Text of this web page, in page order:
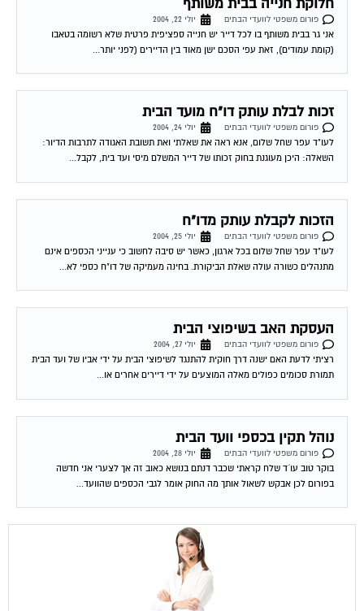
חלוקת חנייה בבית משותף
פורום משפטי לוועדי הבתים
יולי 22, 2004
אני גר בבית משותף בו לכל דייר יש חנייה ספציפית פרטית שלא רשומה בטאבו
(קומת עמודים), זאת עפי הסכם ישן מאוד בין הדיירים (לפני יותר...
זכות לבלת עותק דו"ח מועד הבית
פורום משפטי לוועדי הבתים
יולי 24, 2004
לעו"ד עפר שחל שלום, אנא ראה את שאלתי ואת תשובת האגודה לתרבות הדיור:
השאלה: היכן מעוגנת בחוק זכותו של דייר המשלם מיסי ועד בית, לקבל...
הזכות לקבלת עותק מדו"ח
פורום משפטי לוועדי הבתים
יולי 25, 2004
לעו"ד עפר שחל שלום בכל ארגון, כאשר יש סיבה לחשוב כי ענייני הכספים אינם
מתנהלים כשורה עולה שאלת הביקורת. בחינה מעמיקה של דו"ח כספי לא...
העסקת האב בשיפוצי הבית
פורום משפטי לוועדי הבתים
יולי 27, 2004
רציתי לדעת האם ישנה דרך חוקית להתנגד לשיפוצי הבית על ידי אביו של ועד הבית
תמורת סכומים כפולים מאלה המוצעים על ידי דיירים אחרים או...
נוהל תקין בכספי וועד הבית
פורום משפטי לוועדי הבתים
יולי 28, 2004
בוקר טוב עו´ד שלח קראתי שכבר דנתם בנושא כאוב זה אך לצערי אני חדשה
בפורום לכן אבקש לשאול אותך מה החוק אומר לגבי הכספים שהוועד...